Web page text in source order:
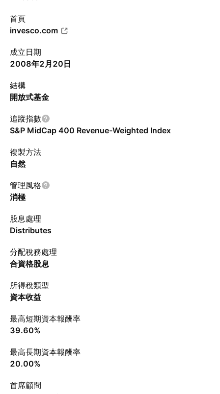
首頁
invesco.com
成立日期
2008年2月20日
結構
開放式基金
追蹤指數
S&P MidCap 400 Revenue-Weighted Index
複製方法
自然
管理風格
消極
股息處理
Distributes
分配稅務處理
合資格股息
所得稅類型
資本收益
最高短期資本報酬率
39.60%
最高長期資本報酬率
20.00%
首席顧問